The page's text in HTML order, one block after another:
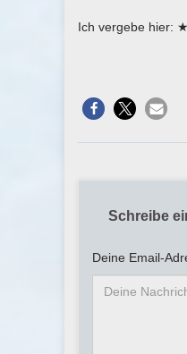
Ich vergebe
Schreibe
Deine Email-